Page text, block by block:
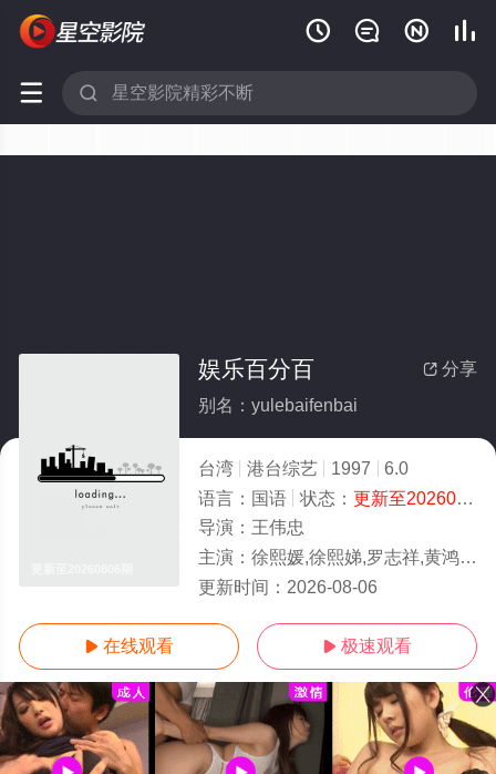
   
 
 分享
娱乐百分百
别名：yulebaifenbai
台湾 港台综艺 1997
6.0
语言： 国语 状态： 更新至20260806期
导演： 王伟忠
主演： 徐熙媛,徐熙娣,罗志祥,黄鸿升,简恺乐,敖犬,廖威廉
更新时间： 2026-08-06
 在线观看  极速观看